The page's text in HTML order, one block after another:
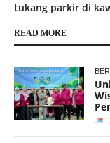
tukang parkir di
READ MORE